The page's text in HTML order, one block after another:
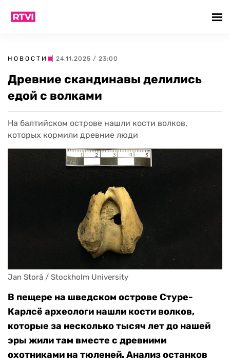
НОВОСТИ | 24.11.2025 / 23:00
Древние скандинавы делились
едой с волками
На балтийском острове нашли кости волков,
которых кормили древние люди
Jan Storå / Stockholm University
В пещере на шведском острове Стуре-
Карлсё археологи нашли кости волков,
которые за несколько тысяч лет до нашей
эры жили там вместе с древними
охотниками на тюленей. Анализ останков